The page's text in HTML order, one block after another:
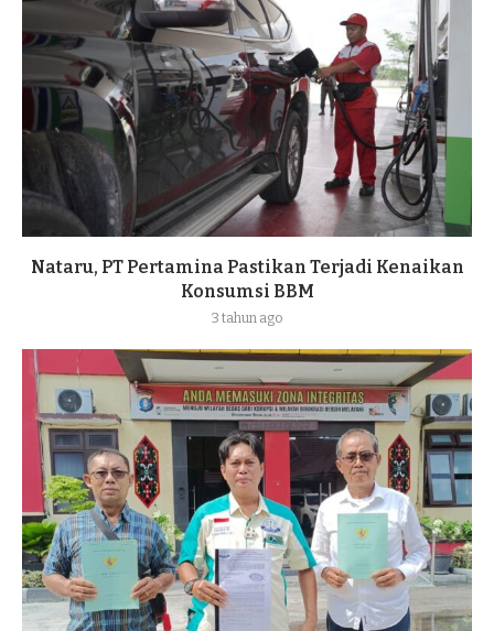
Nataru, PT Pertamina Pastikan Terjadi Kenaikan
Konsumsi BBM
3 tahun ago